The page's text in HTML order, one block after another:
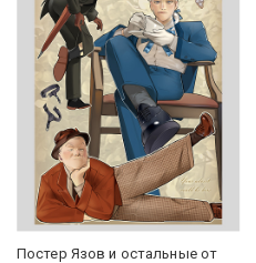
Постер Язов и остальные от